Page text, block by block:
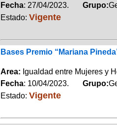
Fecha: 27/04/2023. Grupo:
Estado: Vigente
Bases Premio “Mariana
Area: Igualdad entre Mujeres
Fecha: 10/04/2023. Grupo:
Estado: Vigente